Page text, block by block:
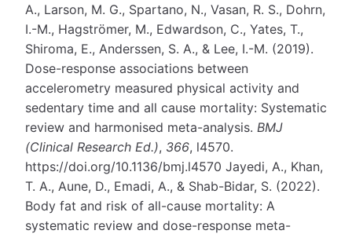
A., Larson, M. G., Spartano, N., Vasan, R. S., Dohrn,
I.-M., Hagströmer, M., Edwardson, C., Yates, T.,
Shiroma, E., Anderssen, S. A., & Lee, I.-M. (2019).
Dose-response associations between
accelerometry measured physical activity and
sedentary time and all cause mortality: Systematic
review and harmonised meta-analysis. BMJ
(Clinical Research Ed.), 366, l4570.
https://doi.org/10.1136/bmj.l4570 Jayedi, A., Khan,
T. A., Aune, D., Emadi, A., & Shab-Bidar, S. (2022).
Body fat and risk of all-cause mortality: A
systematic review and dose-response meta-